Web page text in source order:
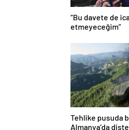
“Bu davete de
etmeyeceğim”
Tehlike pusuda
Almanya’da